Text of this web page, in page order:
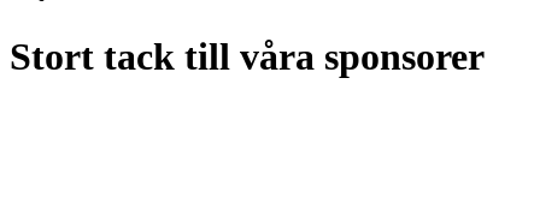
Stort tack till våra sponsorer